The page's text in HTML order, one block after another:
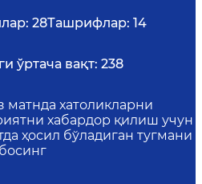
28Ташрифлар: 14
ўртача вақт: 238
матнда хатоликларни
хабардор қилиш учун
ҳосил бўладиган тугмани
босинг